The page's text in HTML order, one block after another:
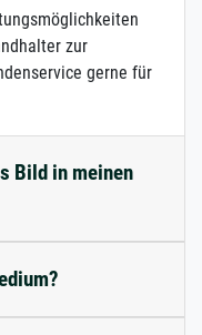
zur
gerne für
Bild in meinen